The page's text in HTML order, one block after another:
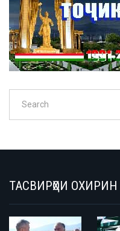
Search
ТАСВИРҲОИ ОХИРИН